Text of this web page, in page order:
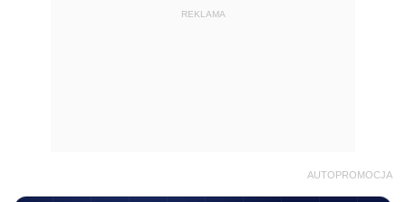
REKLAMA
AUTOPROMOCJA